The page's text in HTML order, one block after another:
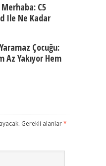
C5
Ile Ne Kadar
Çocuğu:
Az Yakıyor Hem
Gerekli alanlar*